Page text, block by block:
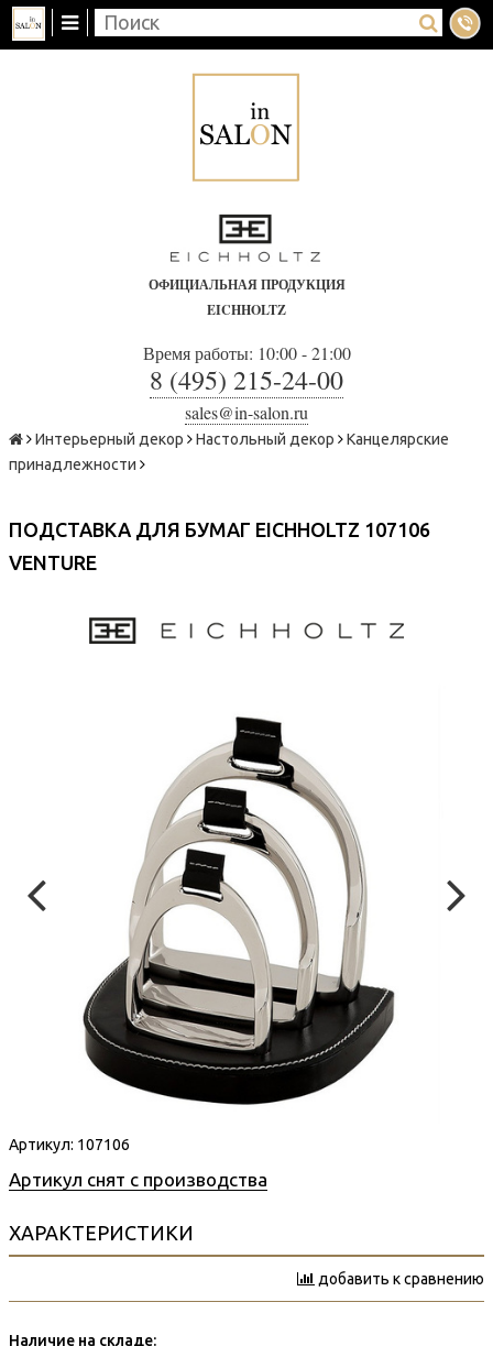
ОФИЦИАЛЬНАЯ ПРОДУКЦИЯ
EICHHOLTZ
Время работы: 10:00 - 21:00
8 (495) 215-24-00
sales@in-salon.ru
Интерьерный декор Настольный декор
Канцелярские
принадлежности
ПОДСТАВКА ДЛЯ БУМАГ EICHHOLTZ 107106
VENTURE
Артикул: 107106
Артикул снят с производства
ХАРАКТЕРИСТИКИ
добавить к сравнению
Наличие на складе: